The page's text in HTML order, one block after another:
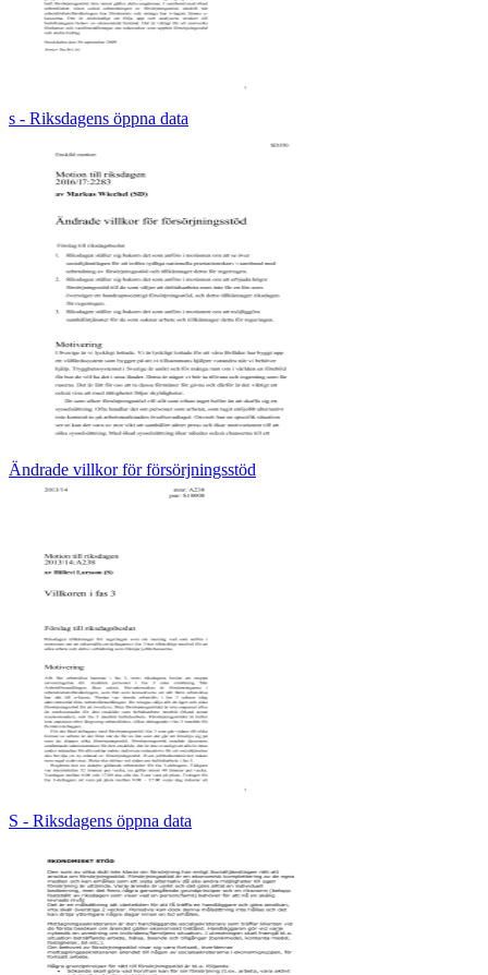
s - Riksdagens öppna data
Ändrade villkor för försörjningsstöd
S - Riksdagens öppna data